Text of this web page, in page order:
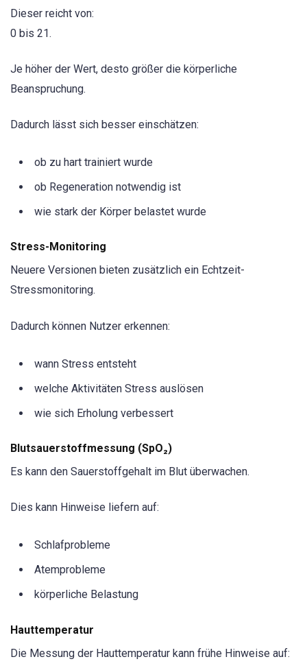
Dieser reicht von:
0 bis 21.
Je höher der Wert, desto größer die körperliche
Beanspruchung.
Dadurch lässt sich besser einschätzen:
ob zu hart trainiert wurde
ob Regeneration notwendig ist
wie stark der Körper belastet wurde
Stress-Monitoring
Neuere Versionen bieten zusätzlich ein Echtzeit-
Stressmonitoring.
Dadurch können Nutzer erkennen:
wann Stress entsteht
welche Aktivitäten Stress auslösen
wie sich Erholung verbessert
Blutsauerstoffmessung (SpO₂)
Es kann den Sauerstoffgehalt im Blut überwachen.
Dies kann Hinweise liefern auf:
Schlafprobleme
Atemprobleme
körperliche Belastung
Hauttemperatur
Die Messung der Hauttemperatur kann frühe Hinweise auf: